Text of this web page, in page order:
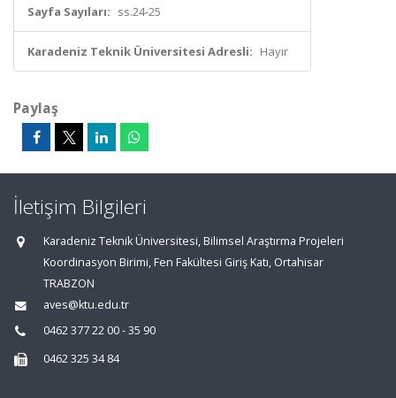
Sayfa Sayıları: ss.24-25
Karadeniz Teknik Üniversitesi Adresli: Hayır
Paylaş
İletişim Bilgileri
Karadeniz Teknik Üniversitesi, Bilimsel Araştırma Projeleri
Koordinasyon Birimi, Fen Fakültesi Giriş Katı, Ortahisar
TRABZON
aves@ktu.edu.tr
0462 377 22 00 - 35 90
0462 325 34 84